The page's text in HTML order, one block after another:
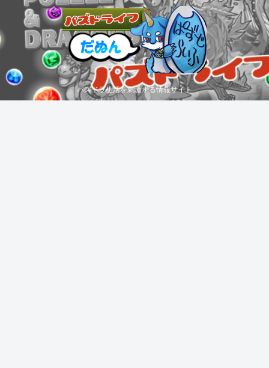
パズドラ生活を刺激する情報サイト